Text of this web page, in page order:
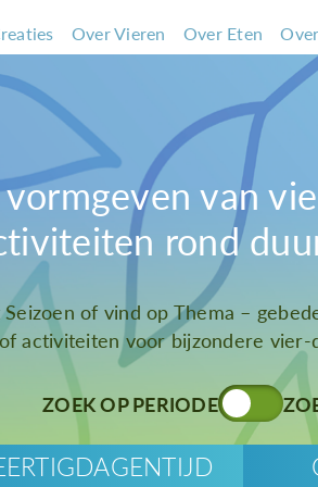
Over Vieren Over Eten
van
rond
of vind op Thema –
of activiteiten voor bijzondere
ZOEK OP PERIODE